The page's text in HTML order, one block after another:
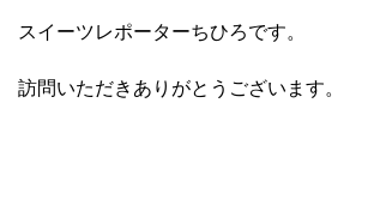
スイーツレポーターちひろです。
訪問いただきありがとうございます。